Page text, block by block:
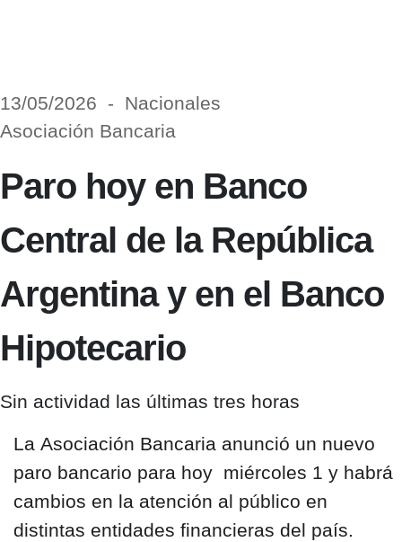
13/05/2026 - Nacionales
Asociación Bancaria
Paro hoy en Banco
Central de la República
Argentina y en el Banco
Hipotecario
Sin actividad las últimas tres horas
La Asociación Bancaria anunció un nuevo
paro bancario para hoy miércoles 1 y habrá
cambios en la atención al público en
distintas entidades financieras del país.